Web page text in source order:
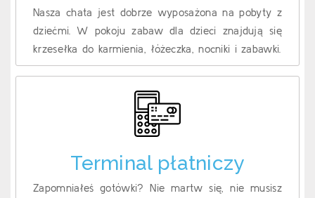
Nasza chata jest dobrze wyposażona na pobyty z
dziećmi. W pokoju zabaw dla dzieci znajdują się
krzesełka do karmienia, łóżeczka, nocniki i zabawki.
Terminal płatniczy
Zapomniałeś gotówki? Nie martw się, nie musisz